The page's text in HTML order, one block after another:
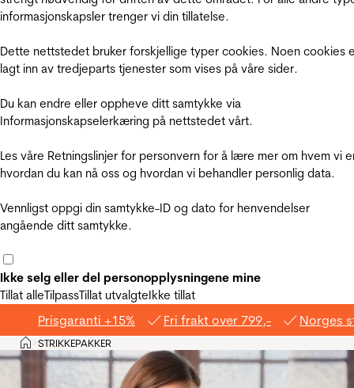
informasjonskapsler trenger vi din tillatelse.
Dette nettstedet bruker forskjellige typer cookies. Noen cookies
lagt inn av tredjeparts tjenester som vises på våre sider.
Du kan endre eller oppheve ditt samtykke via
Informasjonskapselerkæring på nettstedet vårt.
Les våre Retningslinjer for personvern for å lære mer om hvem vi
hvordan du kan nå oss og hvordan vi behandler personlig data.
Vennligst oppgi din samtykke-ID og dato for henvendelser
angående ditt samtykke.
Ikke selg eller del personopplysningene mine
Tillat alleTilpassTillat utvalgteIkke tillat
Prisgaranti +15% Fri frakt over 799,- Norges
Hjem
>STRIKKEPAKKER